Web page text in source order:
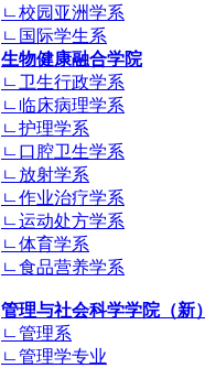
ㄴ校园亚洲学系
ㄴ国际学生系
生物健康融合学院
ㄴ卫生行政学系
ㄴ临床病理学系
ㄴ护理学系
ㄴ口腔卫生学系
ㄴ放射学系
ㄴ作业治疗学系
ㄴ运动处方学系
ㄴ体育学系
ㄴ食品营养学系
管理与社会科学学院（新）
ㄴ管理系
ㄴ管理学专业